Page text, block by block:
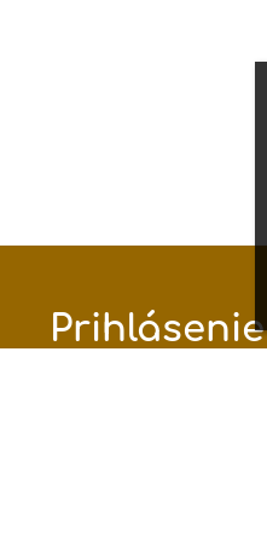
Prihlásenie